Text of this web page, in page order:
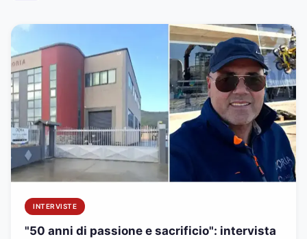
INTERVISTE
"50 anni di passione e sacrificio": intervista